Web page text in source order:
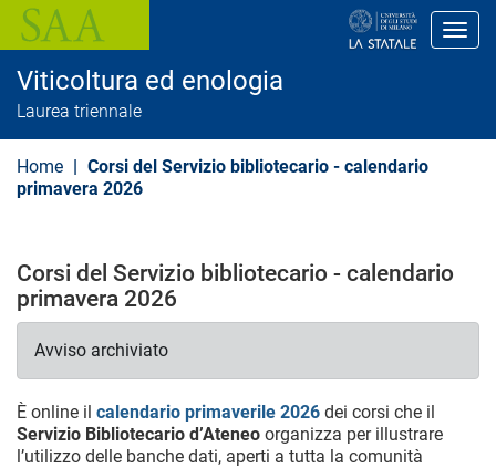
l
c
Viticoltura ed enologia
Laurea triennale
Home
Corsi del Servizio bibliotecario - calendario
primavera 2026
Corsi del Servizio bibliotecario - calendario
primavera 2026
Avviso archiviato
È online il calendario primaverile 2026 dei corsi che il
Servizio Bibliotecario d’Ateneo organizza per illustrare
l’utilizzo delle banche dati, aperti a tutta la comunità